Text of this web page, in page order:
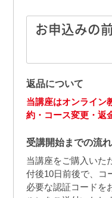
お申込みの
返品について
当講座はオンライン
約・コース変更・返
受講開始までの流れ
当講座をご購入いた
付後10日前後で、コ
必要な認証コードを